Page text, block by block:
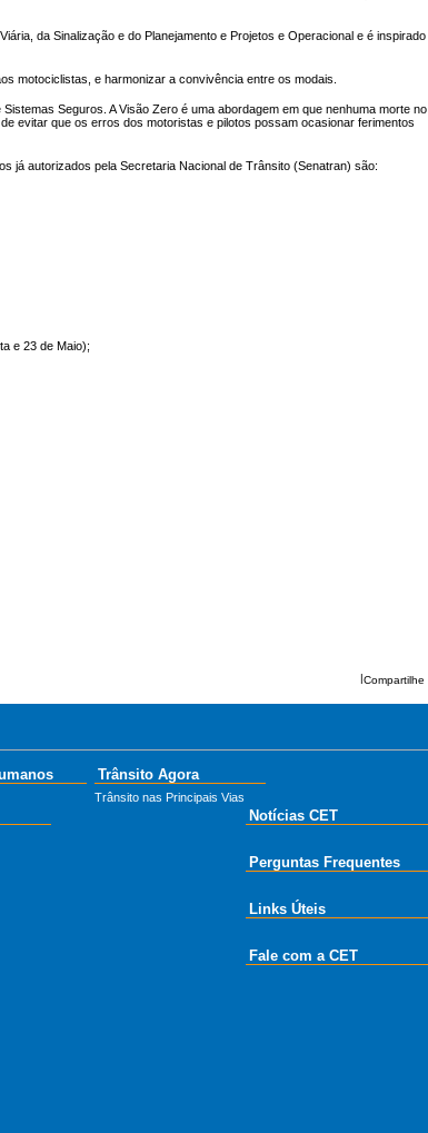
da Sinalização e do Planejamento e Projetos e Operacional e é inspirado
motociclistas, e harmonizar a convivência entre os modais.
Seguros. A Visão Zero é uma abordagem em que nenhuma morte no
evitar que os erros dos motoristas e pilotos possam ocasionar ferimentos
já autorizados pela Secretaria Nacional de Trânsito (Senatran) são:
e 23 de Maio);
Compartilhe
|
Trânsito Agora
Trânsito nas Principais Vias
Notícias CET
Perguntas Frequentes
Links Úteis
Fale com a CET